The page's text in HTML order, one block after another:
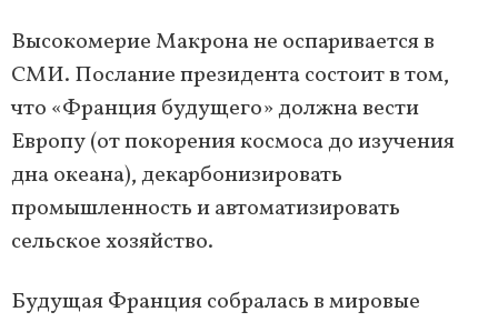
Высокомерие Макрона не оспаривается в
СМИ. Послание президента состоит в том,
что «Франция будущего» должна вести
Европу (от покорения космоса до изучения
дна океана), декарбонизировать
промышленность и автоматизировать
сельское хозяйство.
Будущая Франция собралась в мировые